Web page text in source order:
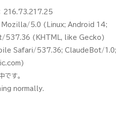
です。
normally.
216.73.217.25
5.0 (Linux; Android 14;
537.36 (KHTML, like Gecko)
Safari/537.36; ClaudeBot/1.0;